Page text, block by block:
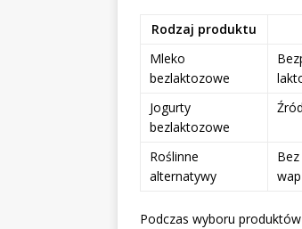
Rodzaj produktu
Mleko
bezlaktozowe
Jogurty
bezlaktozowe
Roślinne
alternatywy
Podczas wyboru